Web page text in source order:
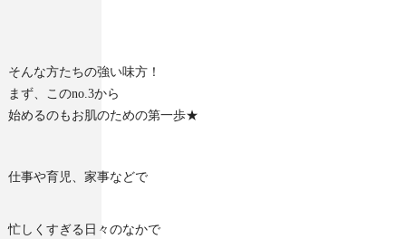
そんな方たちの強い味方！
まず、このno.3から
始めるのもお肌のための第一歩★
仕事や育児、家事などで
忙しくすぎる日々のなかで